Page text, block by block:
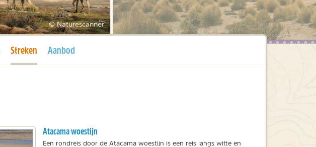
© Naturescanner
Huidige pagina
Streken Aanbod
Atacama woestijn
Een rondreis door de Atacama woestijn is een reis langs witte en